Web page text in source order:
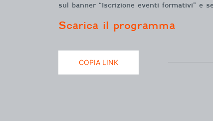
sul banner “Iscrizione eventi formativi” e
Scarica il programma
COPIA LINK